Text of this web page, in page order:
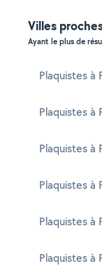
Villes
Ayant le plus de
Plaquistes à
Plaquistes à
Plaquistes à
Plaquistes à
Plaquistes à
Plaquistes à